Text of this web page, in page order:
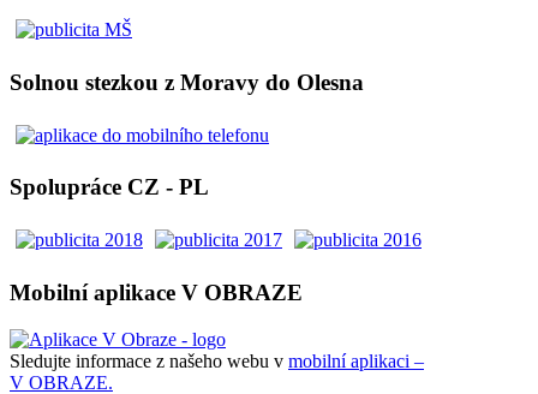
Solnou stezkou z Moravy do Olesna
Spolupráce CZ - PL
Mobilní aplikace V OBRAZE
Sledujte informace z našeho webu v mobilní aplikaci –
V OBRAZE.